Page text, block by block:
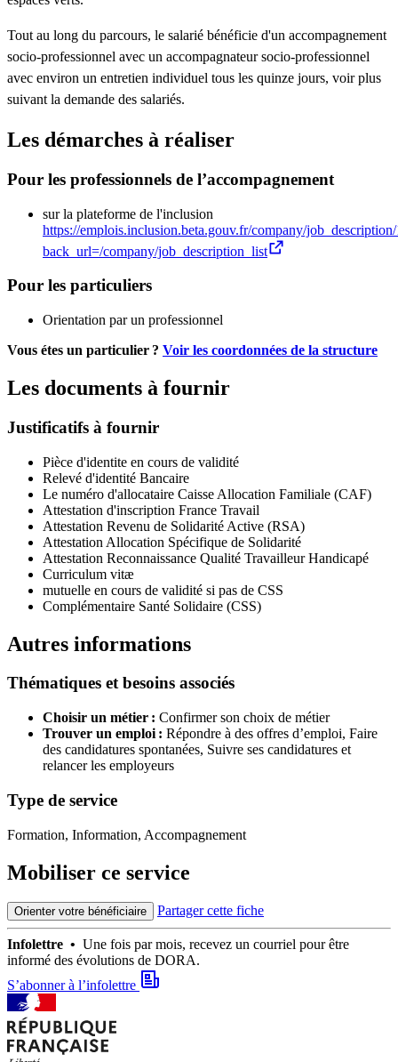
Tout au long du parcours, le salarié bénéficie d'un accompagnement
socio-professionnel avec un accompagnateur socio-professionnel
avec environ un entretien individuel tous les quinze jours, voir plus
suivant la demande des salariés.
Les démarches à réaliser
Pour les professionnels de l’accompagnement
sur la plateforme de l'inclusion
https://emplois.inclusion.beta.gouv.fr/company/
back_url=/company/job_description_list
Pour les particuliers
Orientation par un professionnel
Vous étes un particulier ? Voir les coordonnées de la structure
Les documents à fournir
Justificatifs à fournir
Pièce d'identite en cours de validité
Relevé d'identité Bancaire
Le numéro d'allocataire Caisse Allocation Familiale (CAF)
Attestation d'inscription France Travail
Attestation Revenu de Solidarité Active (RSA)
Attestation Allocation Spécifique de Solidarité
Attestation Reconnaissance Qualité Travailleur Handicapé
Curriculum vitæ
mutuelle en cours de validité si pas de CSS
Complémentaire Santé Solidaire (CSS)
Autres informations
Thématiques et besoins associés
Choisir un métier : Confirmer son choix de métier
Trouver un emploi : Répondre à des offres d’emploi, Faire
des candidatures spontanées, Suivre ses candidatures et
relancer les employeurs
Type de service
Formation, Information, Accompagnement
Mobiliser ce service
Orienter votre bénéficiaire Partager cette fiche
Infolettre • Une fois par mois, recevez un courriel pour être
informé des évolutions de DORA.
S’abonner à l’infolettre